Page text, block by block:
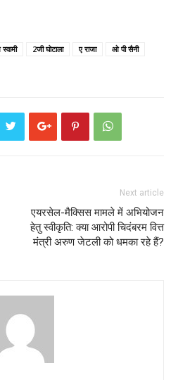
2जी घोटाला ए राजा
ओ पी सैनी
Next article
एयरसेल-मैक्सिस मामले में अभियोजन
हेतु स्वीकृति: क्या आरोपी चिदंबरम वित्त
मंत्री अरुण जेटली को धमका रहे हैं?